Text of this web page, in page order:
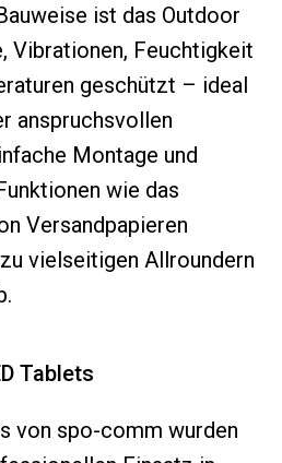
ist das Outdoor
Vibrationen, Feuchtigkeit
geschützt – ideal
anspruchsvollen
Montage und
wie das
Versandpapieren
vielseitigen Allroundern
Tablets
von spo-comm wurden